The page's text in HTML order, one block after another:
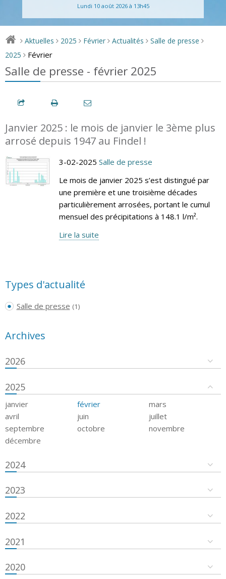
Lundi 10 août 2026 à 13h45
> Aktuelles > 2025 > Février > Actualités > Salle de presse >
2025 > Février
Salle de presse - février 2025
Janvier 2025 : le mois de janvier le 3ème plus
arrosé depuis 1947 au Findel !
3-02-2025 Salle de presse
Le mois de janvier 2025 s’est distingué par
une première et une troisième décades
particulièrement arrosées, portant le cumul
mensuel des précipitations à 148.1 l/m².
Lire la suite
Types d'actualité
Salle de presse (1)
Archives
2026
2025
janvier février
mars
avril
juin
juillet
septembre
octobre
novembre
décembre
2024
2023
2022
2021
2020